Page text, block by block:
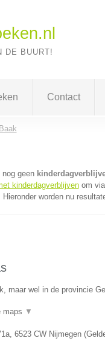
DE BUURT!
Contact
Baak
nog geen
kinderdagverblijvenom via
worden nu
maar wel in de provincie
maps ▼
, 6523 CW Nijmegen(